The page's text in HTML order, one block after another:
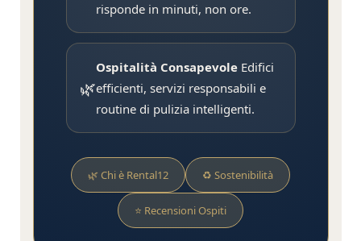
risponde in minuti, non ore.
🌿
Ospitalità ConsapevoleEdifici
efficienti, servizi responsabili e
routine di pulizia intelligenti.
🌿 Chi è Rental12 ♻️ Sostenibilità
⭐ Recensioni Ospiti